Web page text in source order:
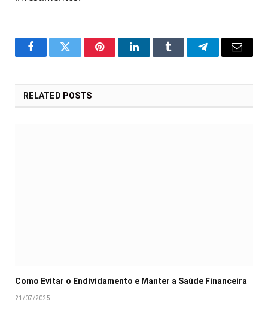
FacebookTwitter PinterestLinkedInTumblr TelegramEmail
RELATED POSTS
Como Evitar o Endividamento e Manter a Saúde Financeira
21/07/2025